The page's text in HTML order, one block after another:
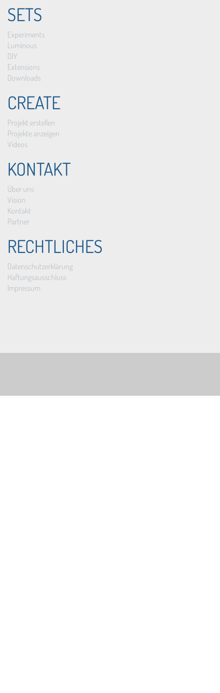
SETS
Experiments
Luminous
DIY
Extensions
Downloads
CREATE
Projekt erstellen
Projekte anzeigen
Videos
KONTAKT
Über uns
Vision
Kontakt
Partner
RECHTLICHES
Datenschutzerklärung
Haftungsausschluss
Impressum